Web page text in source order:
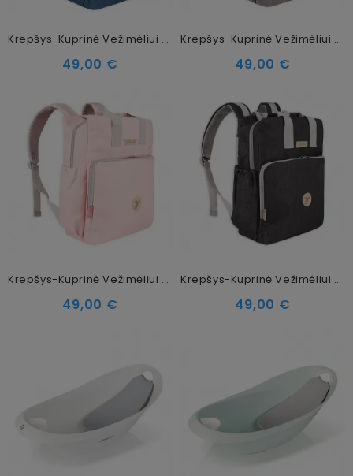
Krepšys-Kuprinė Vežimėliui Colibro Pop Blue
49,00 €
Krepšys-Kuprinė Vežimėliui Colibro Pop Dove
49,00 €
Krepšys-Kuprinė Vežimėliui Colibro Pop Flamingo
49,00 €
Krepšys-Kuprinė Vežimėliui Colibro Pop Graphite
49,00 €